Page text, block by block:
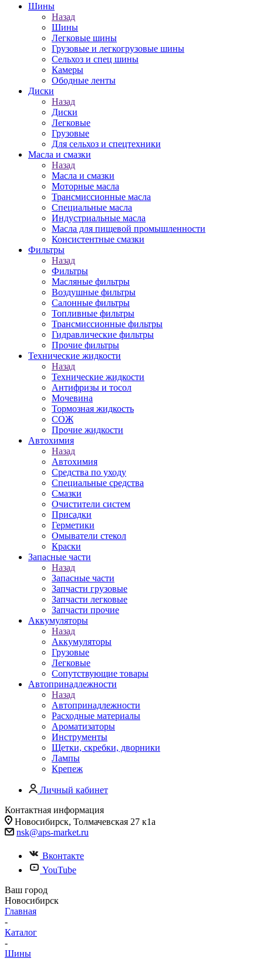
Шины
Назад
Шины
Легковые шины
Грузовые и легкогрузовые шины
Сельхоз и спец шины
Камеры
Ободные ленты
Диски
Назад
Диски
Легковые
Грузовые
Для сельхоз и спецтехники
Масла и смазки
Назад
Масла и смазки
Моторные масла
Трансмиссионные масла
Специальные масла
Индустриальные масла
Масла для пищевой промышленности
Консистентные смазки
Фильтры
Назад
Фильтры
Масляные фильтры
Воздушные фильтры
Салонные фильтры
Топливные фильтры
Трансмиссионные фильтры
Гидравлические фильтры
Прочие фильтры
Технические жидкости
Назад
Технические жидкости
Антифризы и тосол
Мочевина
Тормозная жидкость
СОЖ
Прочие жидкости
Автохимия
Назад
Автохимия
Средства по уходу
Специальные средства
Смазки
Очистители систем
Присадки
Герметики
Омыватели стекол
Краски
Запасные части
Назад
Запасные части
Запчасти грузовые
Запчасти легковые
Запчасти прочие
Аккумуляторы
Назад
Аккумуляторы
Грузовые
Легковые
Сопутствующие товары
Автопринадлежности
Назад
Автопринадлежности
Расходные материалы
Ароматизаторы
Инструменты
Щетки, скребки, дворники
Лампы
Крепеж
Личный кабинет
Контактная информация
Новосибирск, Толмачевская 27 к1а
nsk@aps-market.ru
Вконтакте
YouTube
Ваш город
Новосибирск
Главная
-
Каталог
-
Шины